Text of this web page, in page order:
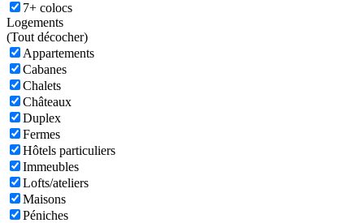
7+ colocs
Logements
(Tout décocher)
Appartements
Cabanes
Chalets
Châteaux
Duplex
Fermes
Hôtels particuliers
Immeubles
Lofts/ateliers
Maisons
Péniches